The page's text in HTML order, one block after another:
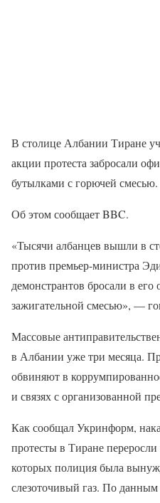
В столице Албании Тиране
акции протеста забросали
бутылками с горючей смесью.
Об этом сообщает BBC.
«Тысячи албанцев вышли в
против премьер-министра
демонстрантов бросали в
зажигательной смесью», —
Массовые
в Албании уже три месяца.
обвиняют в
и связях с организованной
Как сообщал Укринформ,
протесты в Тиране
которых полиция была
слезоточивый газ. По